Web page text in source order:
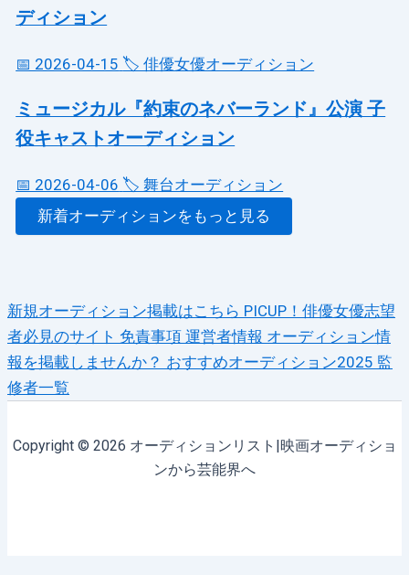
ディション
📅 2026-04-15 🏷️ 俳優女優オーディション
ミュージカル『約束のネバーランド』公演 子
役キャストオーディション
📅 2026-04-06 🏷️ 舞台オーディション
新着オーディションをもっと見る
新規オーディション掲載はこちら PICUP！俳優女優志望
者必見のサイト 免責事項 運営者情報 オーディション情
報を掲載しませんか？ おすすめオーディション2025 監
修者一覧
Copyright © 2026 オーディションリスト|映画オーディショ
ンから芸能界へ